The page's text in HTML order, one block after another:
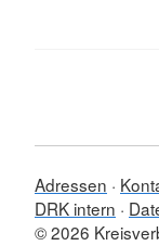
Adressen
DRK intern
© 2026